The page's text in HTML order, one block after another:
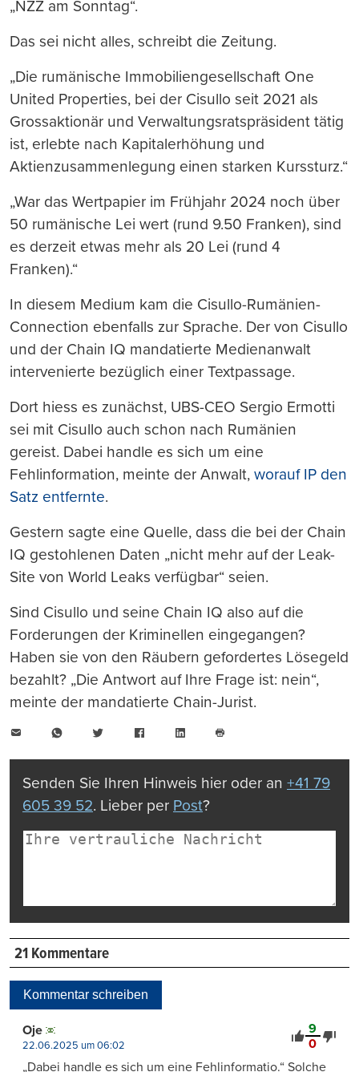
„NZZ am Sonntag“.
Das sei nicht alles, schreibt die Zeitung.
„Die rumänische Immobiliengesellschaft One
United Properties, bei der Cisullo seit 2021 als
Grossaktionär und Verwaltungsratspräsident tätig
ist, erlebte nach Kapitalerhöhung und
Aktienzusammenlegung einen starken Kurssturz.“
„War das Wertpapier im Frühjahr 2024 noch über
50 rumänische Lei wert (rund 9.50 Franken), sind
es derzeit etwas mehr als 20 Lei (rund 4
Franken).“
In diesem Medium kam die Cisullo-Rumänien-
Connection ebenfalls zur Sprache. Der von Cisullo
und der Chain IQ mandatierte Medienanwalt
intervenierte bezüglich einer Textpassage.
Dort hiess es zunächst, UBS-CEO Sergio Ermotti
sei mit Cisullo auch schon nach Rumänien
gereist. Dabei handle es sich um eine
Fehlinformation, meinte der Anwalt, worauf IP den
Satz entfernte.
Gestern sagte eine Quelle, dass die bei der Chain
IQ gestohlenen Daten „nicht mehr auf der Leak-
Site von World Leaks verfügbar“ seien.
Sind Cisullo und seine Chain IQ also auf die
Forderungen der Kriminellen eingegangen?
Haben sie von den Räubern gefordertes Lösegeld
bezahlt? „Die Antwort auf Ihre Frage ist: nein“,
meinte der mandatierte Chain-Jurist.
WhatsAppTwitter FacebookLinkedIn
drucken
Senden Sie Ihren Hinweis hier oder an +41 79
605 39 52. Lieber per Post?
21 Kommentare
Kommentar schreiben
9
0
Oje
22.06.2025 um 06:02
„Dabei handle es sich um eine Fehlinformatio.“ Solche